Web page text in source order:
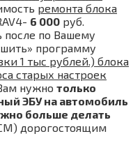
ремонта блока
6 000 руб.
после по Вашему
программу
1 тыс рублей.) блока
старых настроек
нужно только
ЭБУ на автомобиль
больше делать
дорогостоящим